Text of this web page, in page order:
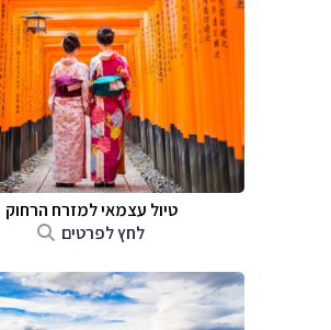
טיול עצמאי למזרח הרחוק
לחץ לפרטים